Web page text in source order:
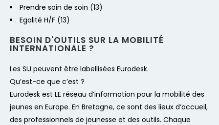
Prendre soin de soin (13)
Egalité H/F (13)
BESOIN D'OUTILS SUR LA MOBILITÉ
INTERNATIONALE ?
Les SIJ peuvent être labellisées Eurodesk.
Qu’est-ce que c’est ?
Eurodesk est LE réseau d’information pour la mobilité des
jeunes en Europe. En Bretagne, ce sont des lieux d’accueil,
des professionnels de jeunesse et des outils. Chaque